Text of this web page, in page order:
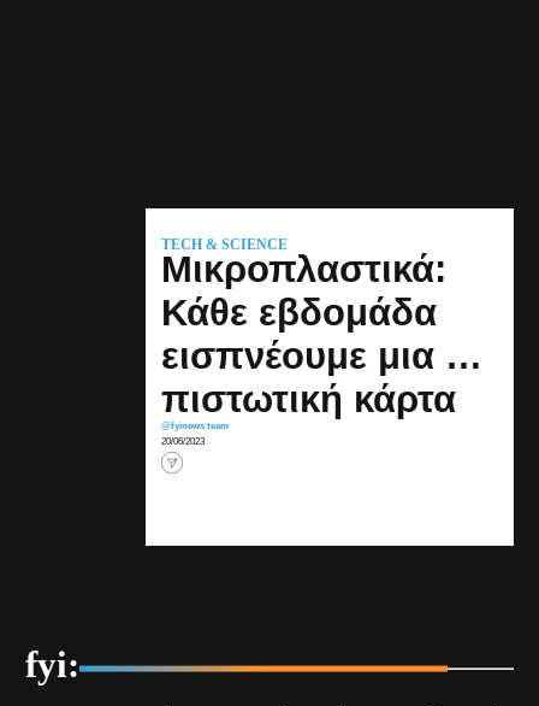
TECH & SCIENCE
Μικροπλαστικά:
Κάθε εβδομάδα
εισπνέουμε μια …
πιστωτική κάρτα
@fyinews team
20/06/2023
fyi: